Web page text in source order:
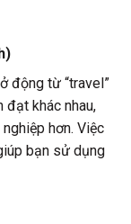
động từ “travel”
đạt khác nhau,
hơn. Việc
bạn sử dụng